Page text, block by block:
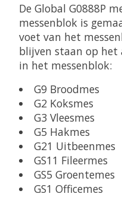
De Global G0888P
messenblok is
voet van het
blijven staan op het
in het messenblok:
G9 Broodmes
G2 Koksmes
G3 Vleesmes
G5 Hakmes
G21 Uitbeenmes
GS11 Fileermes
GS5 Groentemes
GS1 Officemes